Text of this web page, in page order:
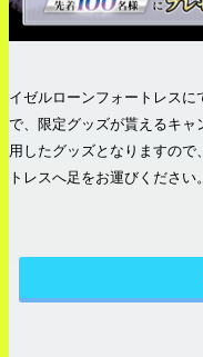
イゼルローンフォートレスに
で、限定グッズが貰えるキ
用したグッズとなりますの
トレスへ足をお運びください。